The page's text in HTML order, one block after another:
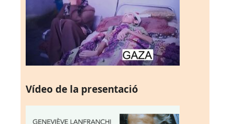
Vídeo de la presentació